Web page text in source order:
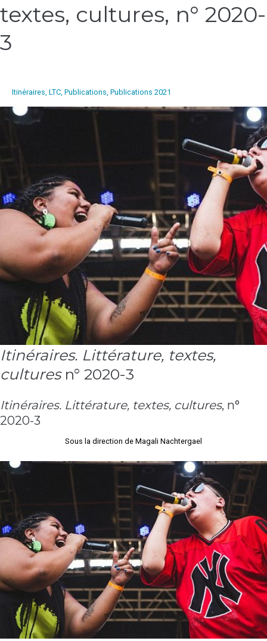
textes, cultures, n° 2020-
3
Itinéraires, LTC Publications Publications 2021
Le rap, une poésie de performances.
Itinéraires. Littérature, textes,
culturesn° 2020-3
Itinéraires. Littérature, textes, cultures, n°
2020-3
Sous la direction de Magali Nachtergael
Littérature,
cultures,